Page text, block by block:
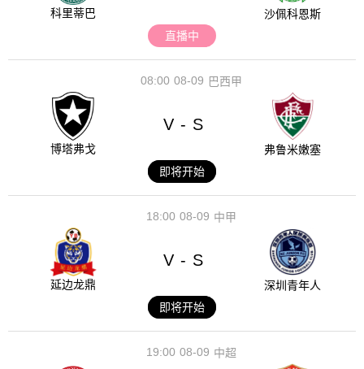
科里蒂巴
沙佩科恩斯
直播中
08-09
08:00 巴西甲
博塔弗戈
V - S
弗鲁米嫩塞
即将开始
08-09
18:00 中甲
延边龙鼎
V - S
深圳青年人
即将开始
08-09
19:00 中超